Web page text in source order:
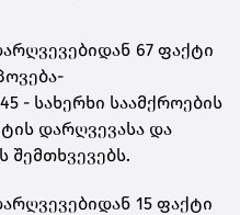
67 ფაქტი
- სახერხი საამქროების
დარღვევასა და
შემთხვევებს.
15 ფაქტი